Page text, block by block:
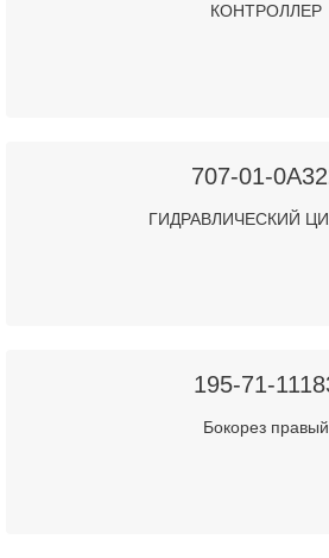
КОНТРОЛЛЕР
707-01-
ГИДРАВЛИЧЕСКИЙ
195-71-
Бокорез правый